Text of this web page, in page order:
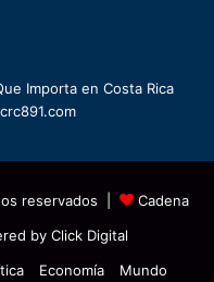
Importa en Costa Rica
reservados |
Cadena
by Click Digital
Economía
Mundo